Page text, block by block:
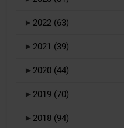
► 2022 (63)
► 2021 (39)
► 2020 (44)
► 2019 (70)
► 2018 (94)